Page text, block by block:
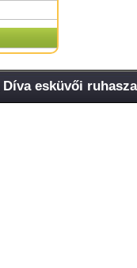
Díva esküvői